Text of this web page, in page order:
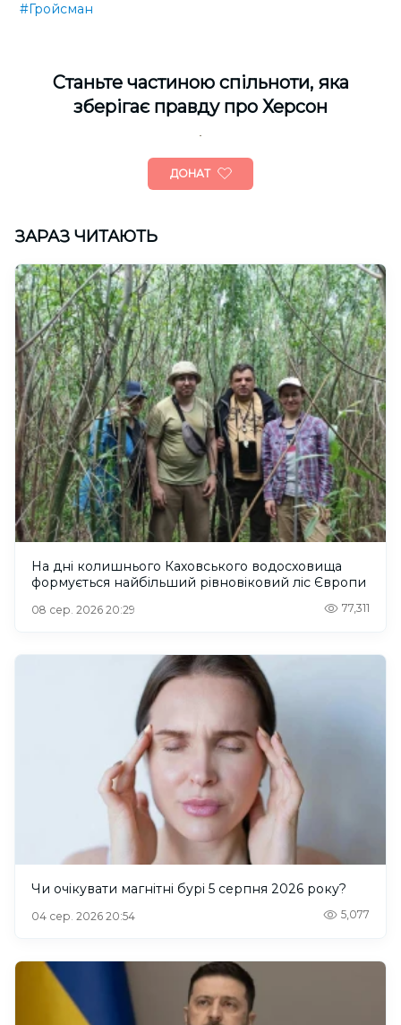
#Гройсман
Cтаньте частиною спільноти, яка
зберігає правду про Херсон
ДОНАТ
ЗАРАЗ ЧИТАЮТЬ
На дні колишнього Каховського водосховища
формується найбільший рівновіковий ліс Європи
08 сер. 2026 20:29 77,311
Чи очікувати магнітні бурі 5 серпня 2026 року?
04 сер. 2026 20:54 5,077